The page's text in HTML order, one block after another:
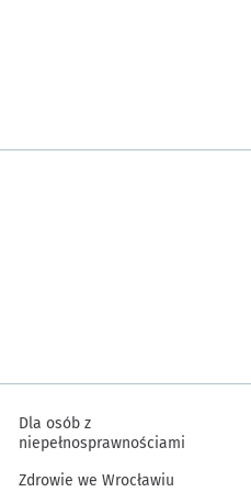
Dla osób z
niepełnosprawnościami
Zdrowie we Wrocławiu